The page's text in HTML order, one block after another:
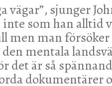
vägar”, sjunger
som han alltid
men man
mentala
det är så
dokumentärer